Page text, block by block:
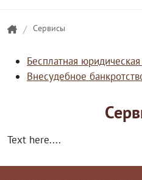
/ Сервисы
Бесплатная
Внесудебное
Text here....